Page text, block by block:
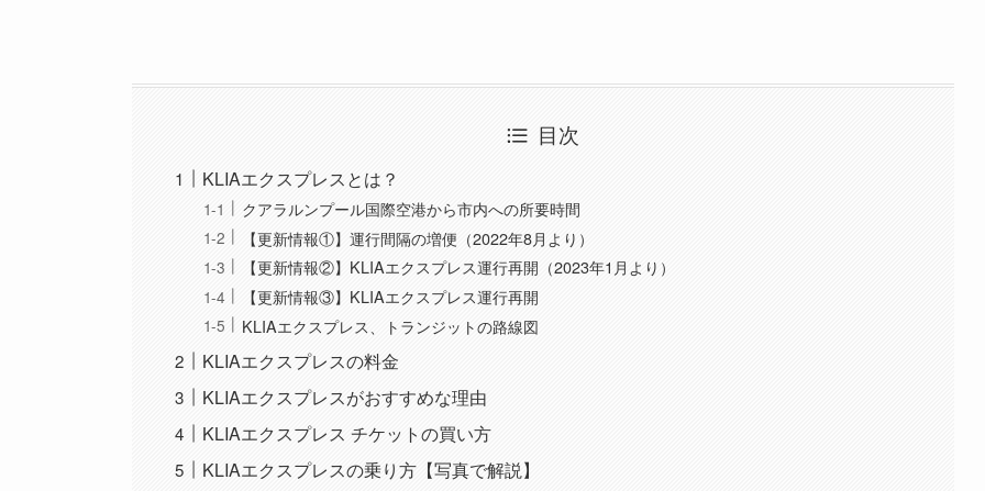
目次
KLIAエクスプレスとは？
クアラルンプール国際空港から市内への所要時間
【更新情報①】運行間隔の増便（2022年8月より）
【更新情報②】KLIAエクスプレス運行再開（2023年1月より）
【更新情報③】KLIAエクスプレス運行再開
KLIAエクスプレス、トランジットの路線図
KLIAエクスプレスの料金
KLIAエクスプレスがおすすめな理由
KLIAエクスプレス チケットの買い方
KLIAエクスプレスの乗り方【写真で解説】